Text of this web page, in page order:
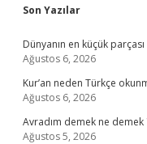
Sidebar
Son Yazılar
Dünyanın en küçük
Ağustos 6, 2026
Kur’an neden Türkçe
Ağustos 6, 2026
Avradım demek ne demek
Ağustos 5, 2026